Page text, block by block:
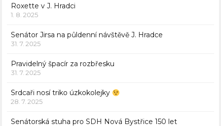
Roxette v J. Hradci
1. 8. 2025
Senátor Jirsa na půldenní návštěvě J. Hradce
31. 7. 2025
Pravidelný špacír za rozbřesku
31. 7. 2025
Srdcaři nosí triko úzkokolejky
28. 7. 2025
Senátorská stuha pro SDH Nová Bystřice 150 let